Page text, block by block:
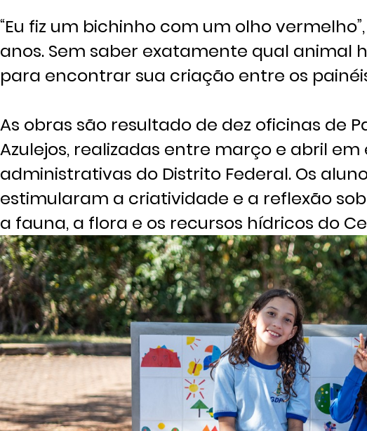
“Eu fiz um bichinho com um olho
anos. Sem saber exatamente qual animal
para encontrar sua criação entre os
As obras são resultado de dez oficinas de
Azulejos, realizadas entre março e abril
administrativas do Distrito Federal. Os
estimularam a criatividade e a reflexão
a fauna, a flora e os recursos hídricos do